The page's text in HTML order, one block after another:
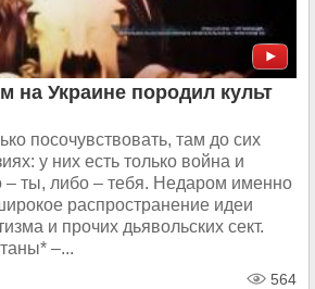
на Украине породил культ
посочувствовать, там до сих
у них есть только война и
– ты, либо – тебя. Недаром именно
распространение идеи
и прочих дьявольских сект.
–...
564